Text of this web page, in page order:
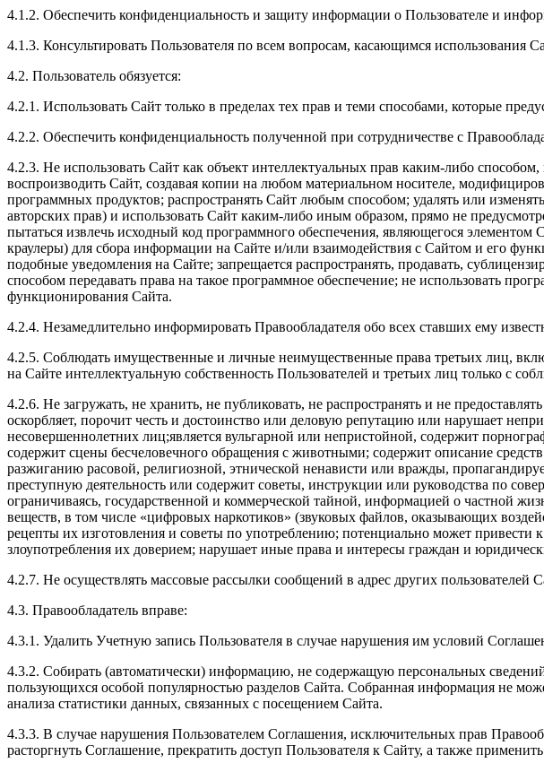
4.1.2. Обеспечить конфиденциальность и защиту информации о Пользователе и
4.1.3. Консультировать Пользователя по всем вопросам, касающимся использования
4.2. Пользователь обязуется:
4.2.1. Использовать Сайт только в пределах тех прав и теми способами, которые
4.2.2. Обеспечить конфиденциальность полученной при сотрудничестве с
4.2.3. Не использовать Сайт как объект интеллектуальных прав каким-либо
воспроизводить Сайт, создавая копии на любом материальном носителе,
программных продуктов; распространять Сайт любым способом; удалять или
авторских прав) и использовать Сайт каким-либо иным образом, прямо не
пытаться извлечь исходный код программного обеспечения, являющегося
краулеры) для сбора информации на Сайте и/или взаимодействия с Сайтом и его
подобные уведомления на Сайте; запрещается распространять, продавать,
способом передавать права на такое программное обеспечение; не использовать
функционирования Сайта.
4.2.4. Незамедлительно информировать Правообладателя обо всех ставших ему
4.2.5. Соблюдать имущественные и личные неимущественные права третьих лиц,
на Сайте интеллектуальную собственность Пользователей и третьих лиц только с
4.2.6. Не загружать, не хранить, не публиковать, не распространять и не
оскорбляет, порочит честь и достоинство или деловую репутацию или нарушает
несовершеннолетних лиц;является вульгарной или непристойной, содержит
содержит сцены бесчеловечного обращения с животными; содержит описание
разжиганию расовой, религиозной, этнической ненависти или вражды,
преступную деятельность или содержит советы, инструкции или руководства по
ограничиваясь, государственной и коммерческой тайной, информацией о частной
веществ, в том числе «цифровых наркотиков» (звуковых файлов, оказывающих
рецепты их изготовления и советы по употреблению; потенциально может
злоупотребления их доверием; нарушает иные права и интересы граждан и
4.2.7. Не осуществлять массовые рассылки сообщений в адрес других пользователей
4.3. Правообладатель вправе:
4.3.1. Удалить Учетную запись Пользователя в случае нарушения им условий
4.3.2. Собирать (автоматически) информацию, не содержащую персональных
пользующихся особой популярностью разделов Сайта. Собранная информация не
анализа статистики данных, связанных с посещением Сайта.
4.3.3. В случае нарушения Пользователем Соглашения, исключительных прав
расторгнуть Соглашение, прекратить доступ Пользователя к Сайту, а также